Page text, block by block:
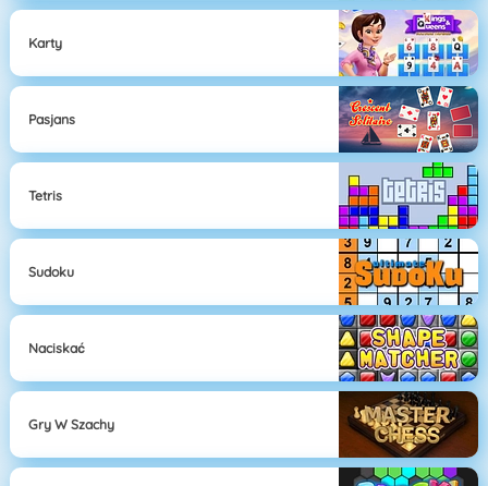
Karty
Pasjans
Tetris
Sudoku
Naciskać
Gry W Szachy